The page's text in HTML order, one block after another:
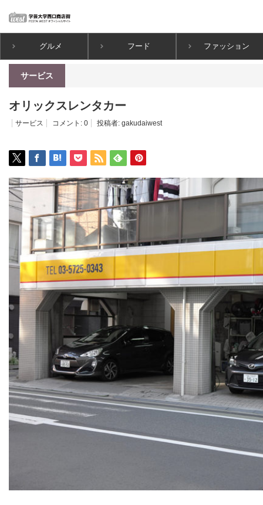
グルメ フード ファッション
ホーム サービス オリックスレンタカー
サービス
オリックスレンタカー
サービス コメント: 0 投稿者: gakudaiwest